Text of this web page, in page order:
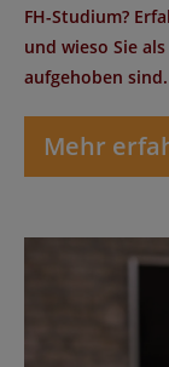
FH-Studium?
und wieso Sie
aufgehoben sind.
Mehr